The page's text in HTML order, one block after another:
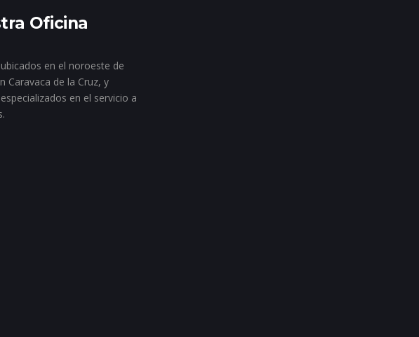
Oficina
en el noroeste de
Caravaca de la Cruz, y
en el servicio a